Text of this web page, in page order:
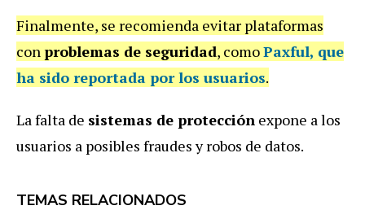
Finalmente, se recomienda evitar plataformas
conproblemas de seguridad, comoPaxful, que
ha sido reportada por los usuarios.
La falta de sistemas de protección expone a los
usuarios a posibles fraudes y robos de datos.
TEMAS RELACIONADOS